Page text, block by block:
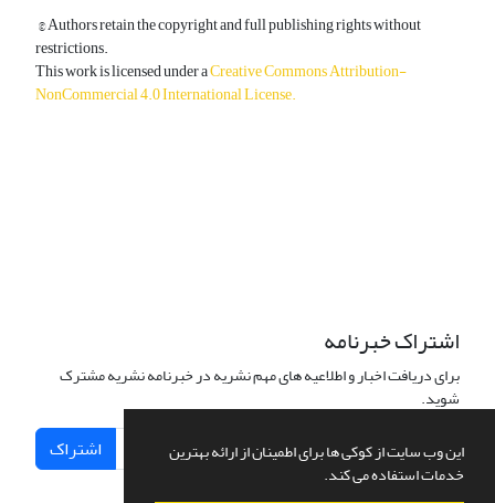
این وب سایت از کوکی ها برای اطمینان از ارائه بهترین
خدمات استفاده می کند.
© Authors retain the copyright and full publishing rights without
restrictions.
This work is licensed under aCreative Commons Attribution-
NonCommercial 4.0 International License.
اشتراک خبرنامه
برای دریافت اخبار و اطلاعیه های مهم نشریه در خبرنامه نشریه مشترک
شوید.
اشتراک